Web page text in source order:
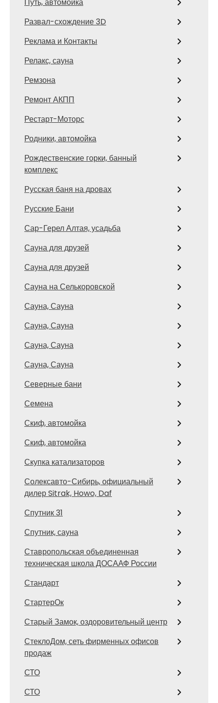
Развал-схождение 3D
Реклама и Контакты
Релакс, сауна
Ремзона
Ремонт АКПП
Рестарт-Моторс
Родники, автомойка
Рождественские горки, банный
комплекс
Русская баня на дровах
Русские Бани
Сар-Герел Алтая, усадьба
Сауна для друзей
Сауна для друзей
Сауна на Селькоровской
Сауна, Сауна
Сауна, Сауна
Сауна, Сауна
Сауна, Сауна
Северные бани
Семена
Скиф, автомойка
Скиф, автомойка
Скупка катализаторов
Солексавто-Сибирь, официальный
дилер Sitrak, Howo, Daf
Спутник 31
Спутник, сауна
Ставропольская объединенная
техническая школа ДОСААФ России
Стандарт
СтартерОк
Старый Замок, оздоровительный центр
СтеклоДом, сеть фирменных офисов
продаж
СТО
СТО